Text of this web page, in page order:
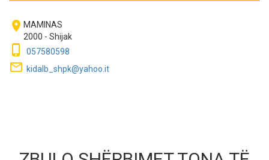
room MAMINAS
2000 - Shijak
phone_iphone 057580598
mail_outline kidalb_shpk@yahoo.it